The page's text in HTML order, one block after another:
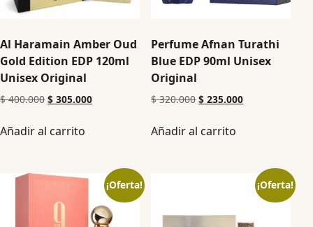
Al Haramain Amber Oud
Gold Edition EDP 120ml
Unisex Original
$400.000 $ 305.000
Añadir al carrito
Perfume Afnan Turathi
Blue EDP 90ml Unisex
Original
$320.000 $ 235.000
Añadir al carrito
¡Oferta! ¡Oferta!